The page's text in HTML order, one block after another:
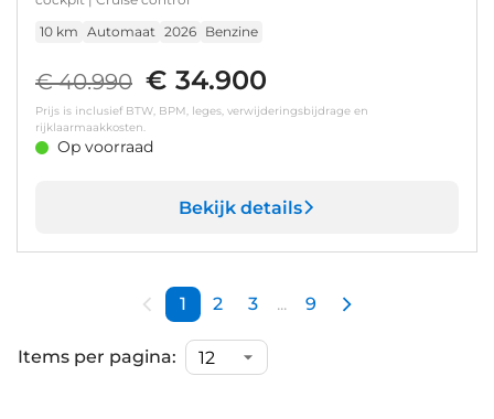
10 km Automaat 2026 Benzine
€ 40.990 € 34.900
Prijs is inclusief BTW, BPM, leges, verwijderingsbijdrage en
rijklaarmaakkosten.
Op voorraad
Bekijk details
1 2 3 ... 9
Items per pagina: